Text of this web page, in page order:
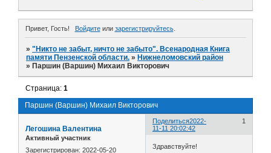
Привет, Гость! Войдитеили зарегистрируйтесь.
»"Никто не забыт, ничто не забыто". Всенародная Книга
памяти Пензенской области. » Нижнеломовский район
» Паршин (Варшин) Михаил Викторович
Паршин (Варшин) Михаил Викторович
Страница:1
Поделиться 1
2022-
11-11 20:02:42
Легошина Валентина
Активный участник
Зарегистрирован: 2022-05-20 Здравствуйте!